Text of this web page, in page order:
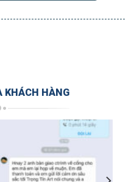
KHÁCH HÀNG